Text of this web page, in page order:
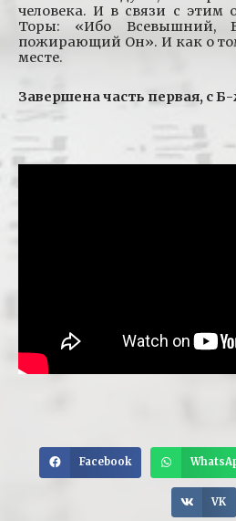
человека. И в связи с этим
Торы: «Ибо Всевышний,
пожирающий Он». И как о
месте.
Завершена часть первая, с
Facebook
VK